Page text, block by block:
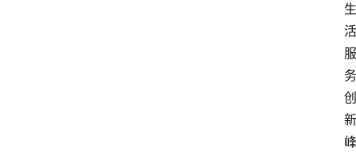
生
活
服
务
创
新
峰